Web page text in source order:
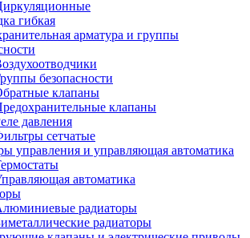
гибкая
арматура и группы
безопасности
клапаны
клапаны
давления
сетчатые
управления и управляющая автоматика
автоматика
радиаторы
радиаторы